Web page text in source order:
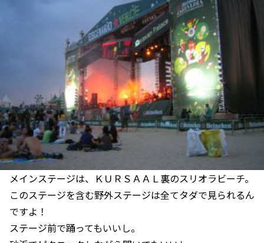
メインステージは、ＫＵＲＳＡＡＬ裏のスリオラビーチ。
このステージを含む野外ステージは全てタダで見られるん
ですよ！
ステージ前で踊ってもいいし。